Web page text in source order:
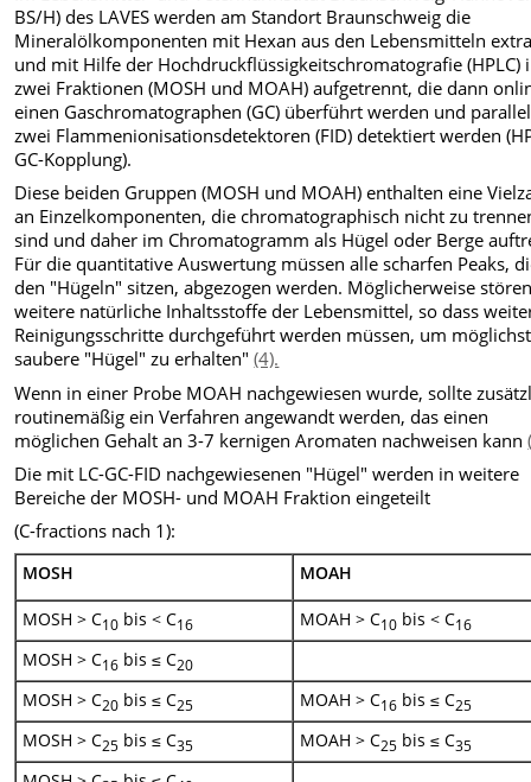
BS/H) des LAVES werden am Standort Braunschweig die
Mineralölkomponenten mit Hexan aus den Lebensmitteln
und mit Hilfe der Hochdruckflüssigkeitschromatografie (HPLC)
zwei Fraktionen (MOSH und MOAH) aufgetrennt, die dann
einen Gaschromatographen (GC) überführt werden und
zwei Flammenionisationsdetektoren (FID) detektiert werden
GC-Kopplung).
Diese beiden Gruppen (MOSH und MOAH) enthalten eine
an Einzelkomponenten, die chromatographisch nicht zu
sind und daher im Chromatogramm als Hügel oder Berge
Für die quantitative Auswertung müssen alle scharfen Peaks,
den "Hügeln" sitzen, abgezogen werden. Möglicherweise
weitere natürliche Inhaltsstoffe der Lebensmittel, so dass
Reinigungsschritte durchgeführt werden müssen, um möglichst
saubere "Hügel" zu erhalten"(4).
Wenn in einer Probe MOAH nachgewiesen wurde, sollte
routinemäßig ein Verfahren angewandt werden, das einen
möglichen Gehalt an 3-7 kernigen Aromaten nachweisen kann
Die mit LC-GC-FID nachgewiesenen "Hügel" werden in weitere
Bereiche der MOSH- und MOAH Fraktion eingeteilt
(C-fractions nach 1):
MOSH MOAH
MOSH > C10 bis < C16 MOAH > C10 bis < C16
MOSH > C16 bis ≤ C20
MOSH > C20 bis ≤ C25 MOAH > C16 bis ≤ C25
MOSH > C25 bis ≤ C35 MOAH > C25 bis ≤ C35